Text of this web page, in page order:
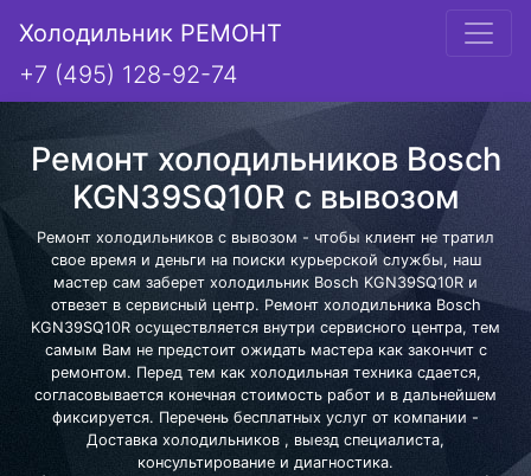
Холодильник РЕМОНТ
+7 (495) 128-92-74
Ремонт холодильников Bosch
KGN39SQ10R с вывозом
Ремонт холодильников с вывозом - чтобы клиент не тратил
свое время и деньги на поиски курьерской службы, наш
мастер сам заберет холодильник Bosch KGN39SQ10R и
отвезет в сервисный центр. Ремонт холодильника Bosch
KGN39SQ10R осуществляется внутри сервисного центра, тем
самым Вам не предстоит ожидать мастера как закончит с
ремонтом. Перед тем как холодильная техника сдается,
согласовывается конечная стоимость работ и в дальнейшем
фиксируется. Перечень бесплатных услуг от компании -
Доставка холодильников , выезд специалиста,
консультирование и диагностика.